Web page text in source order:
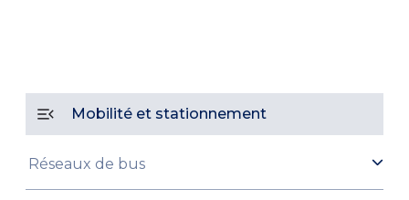
Mobilité et stationnement
Réseaux de bus